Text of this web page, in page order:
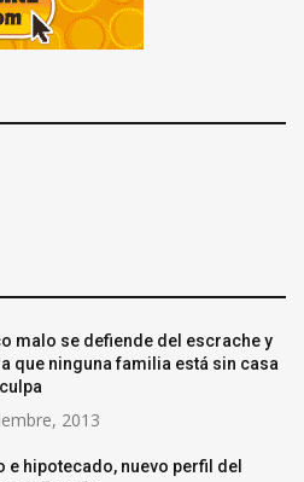
malo se defiende del escrache y
que ninguna familia está sin casa
2013
e hipotecado, nuevo perfil del